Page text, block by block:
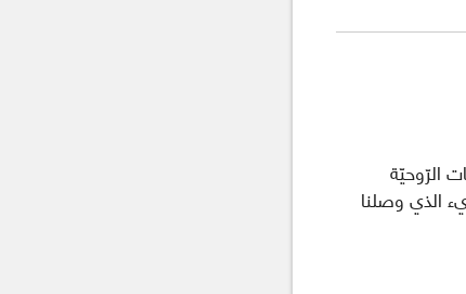
الرّوحيّة
الذي وصلنا